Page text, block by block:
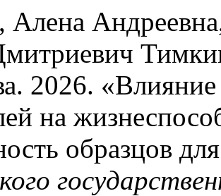
Алена
2026.
на
образцов